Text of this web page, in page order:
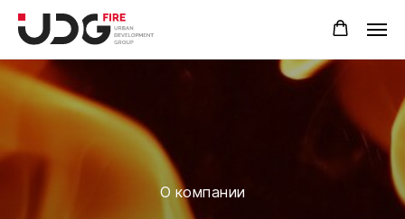
О компании